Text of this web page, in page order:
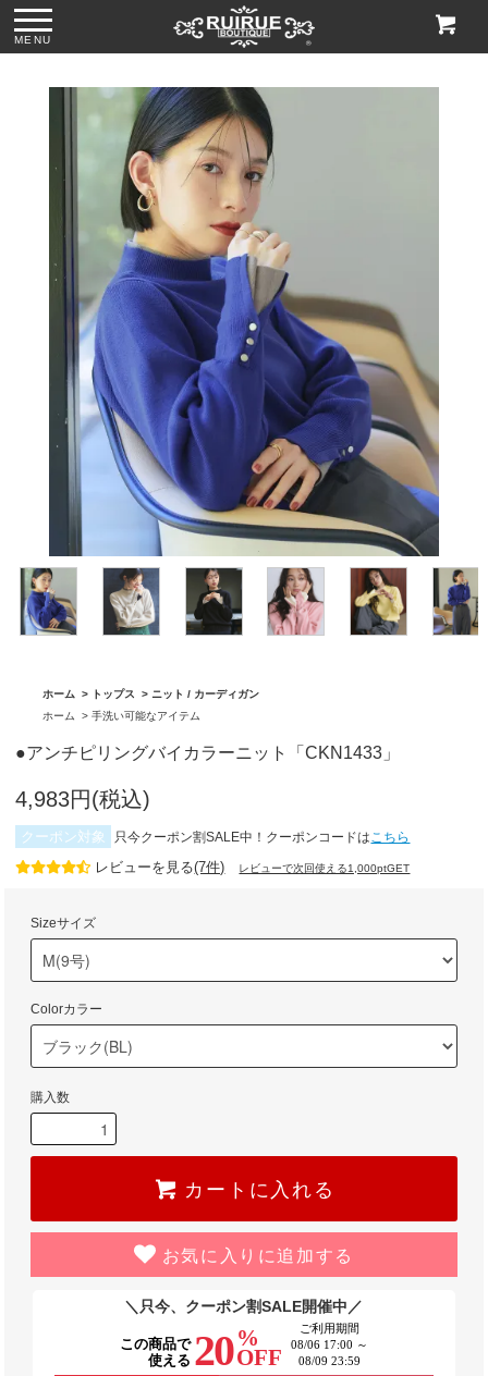
MENU
●パール＆ビジュー
付きリボンサテン
●グリッターチャン
キーローヒールパ
ンプス「SH1768」
●ビジューハンドル
スパンコール刺繍
レースハンドバッ
グ「BA1762」
●格子柄ビーズ刺繍
ハンドバッグ
「BA1760」
ホーム > トップス > ニット / カーディガン
ホーム
>手洗い可能なアイテム
●アンチピリングバイカラーニット「CKN1433」
4,983円(税込)
クーポン対象 只今クーポン割SALE中！クーポンコードはこちら
レビューを見る(7件) レビューで次回使える1,000ptGET
Sizeサイズ
Colorカラー
購入数
カートに入れる
お気に入りに追加する
＼只今、クーポン割SALE開催中／
この商品で
使える 20 %
OFF
ご利用期間
08/06 17:00 ～
08/09 23:59